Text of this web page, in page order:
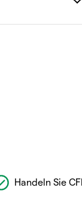
Handeln Sie